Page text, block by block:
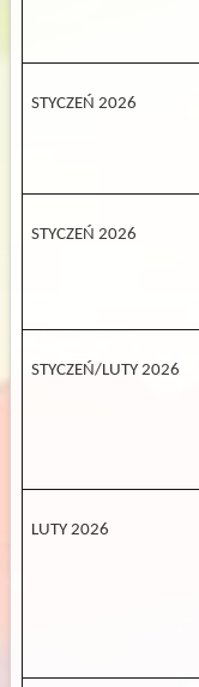
STYCZEŃ 2026
STYCZEŃ 2026
STYCZEŃ/LUTY 2026
LUTY 2026